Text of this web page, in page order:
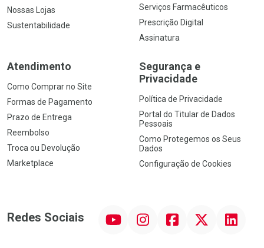
Nossas Lojas
Sustentabilidade
Serviços Farmacêuticos
Prescrição Digital
Assinatura
Atendimento
Como Comprar no Site
Formas de Pagamento
Prazo de Entrega
Reembolso
Troca ou Devolução
Marketplace
Segurança e
Privacidade
Política de Privacidade
Portal do Titular de Dados
Pessoais
Como Protegemos os Seus
Dados
Configuração de Cookies
Redes Sociais InstagramFacebookTwitter Linkedin